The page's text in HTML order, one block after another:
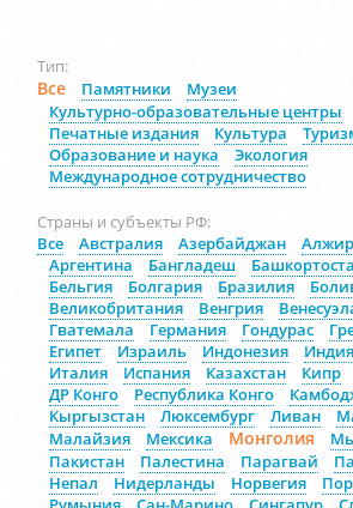
Тип:
Все Памятники
Музеи
Культурно-образовательные центры
Печатные издания
Культура
Образование и наука
Экология
Международное сотрудничество
Страны и субъекты РФ:
Все
Австралия Азербайджан Алжир
Аргентина
Бангладеш
Бельгия
Болгария Бразилия
Великобритания
Венгрия
Гватемала
Германия Гондурас
Египет
Израиль Индонезия Индия
Италия
Испания Казахстан Кипр
ДР Конго
Республика Конго
Кыргызстан
Люксембург Ливан
Малайзия
Мексика Монголия
Пакистан
Палестина Парагвай
Непал
Нидерланды Норвегия